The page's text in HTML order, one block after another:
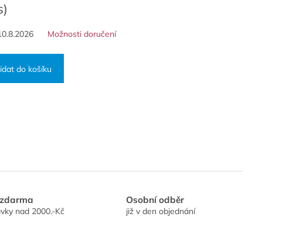
Možnosti doručení
do košíku
nad 2000.-Kč
Osobní odběr
již v den objednání